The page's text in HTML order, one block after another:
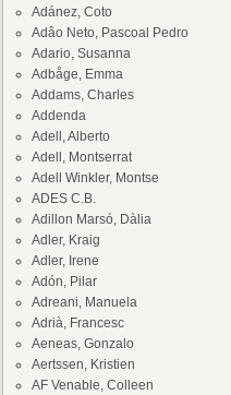
Adánez, Coto
Adâo Neto, Pascoal Pedro
Adario, Susanna
Adbåge, Emma
Addams, Charles
Addenda
Adell, Alberto
Adell, Montserrat
Adell Winkler, Montse
ADES C.B.
Adillon Marsó, Dàlia
Adler, Kraig
Adler, Irene
Adón, Pilar
Adreani, Manuela
Adrià, Francesc
Aeneas, Gonzalo
Aertssen, Kristien
AF Venable, Colleen